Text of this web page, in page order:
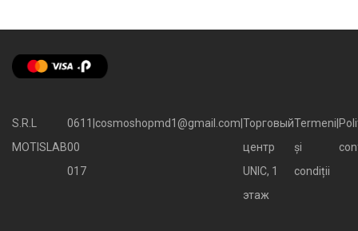
S.R.L
MOTISLAB
0611
00
017
cosmoshopmd1@gmail.com Торговый
центр
UNIC, 1
этаж
Termeni
și
condiții